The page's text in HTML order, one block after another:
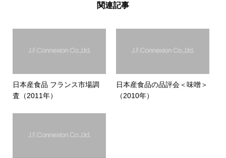
関連記事
日本産食品 フランス市場調
査（2011年）
日本産食品の品評会＜味噌＞
（2010年）